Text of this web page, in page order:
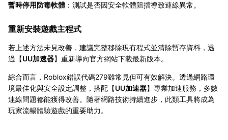
暫時停用防毒軟體 ：測試是否因安全軟體阻擋導致連線異常。
重新安裝遊戲主程式
若上述方法未見改善，建議完整移除現有程式並清除暫存資料，透
過【UU加速器】重新導向官方網站下載最新版本。
綜合而言，Roblox錯誤代碼279雖常見但可有效解決。透過網路環
境最佳化與安全設定調整，搭配【UU加速器】專業加速服務，多數
連線問題都能獲得改善。隨著網路技術持續進步，此類工具將成為
玩家流暢體驗遊戲的重要助力。